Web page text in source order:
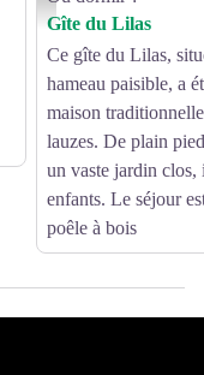
Gîte du Lilas
Ce gîte du Lilas,
hameau paisible, a
maison
lauzes. De plain
un vaste jardin clos,
enfants. Le séjour
poêle à bois